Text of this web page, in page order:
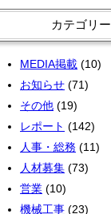
1月 (2)
1月 (2)
4月 (4)
3月 (2)
2月 (2)
1月 (2)
6月 (3)
4月 (1)
3月 (3)
2月 (4)
カテゴリー
MEDIA掲載 (10)
お知らせ (71)
その他 (19)
レポート (142)
人事・総務 (11)
人材募集 (73)
営業 (10)
機械工事 (23)